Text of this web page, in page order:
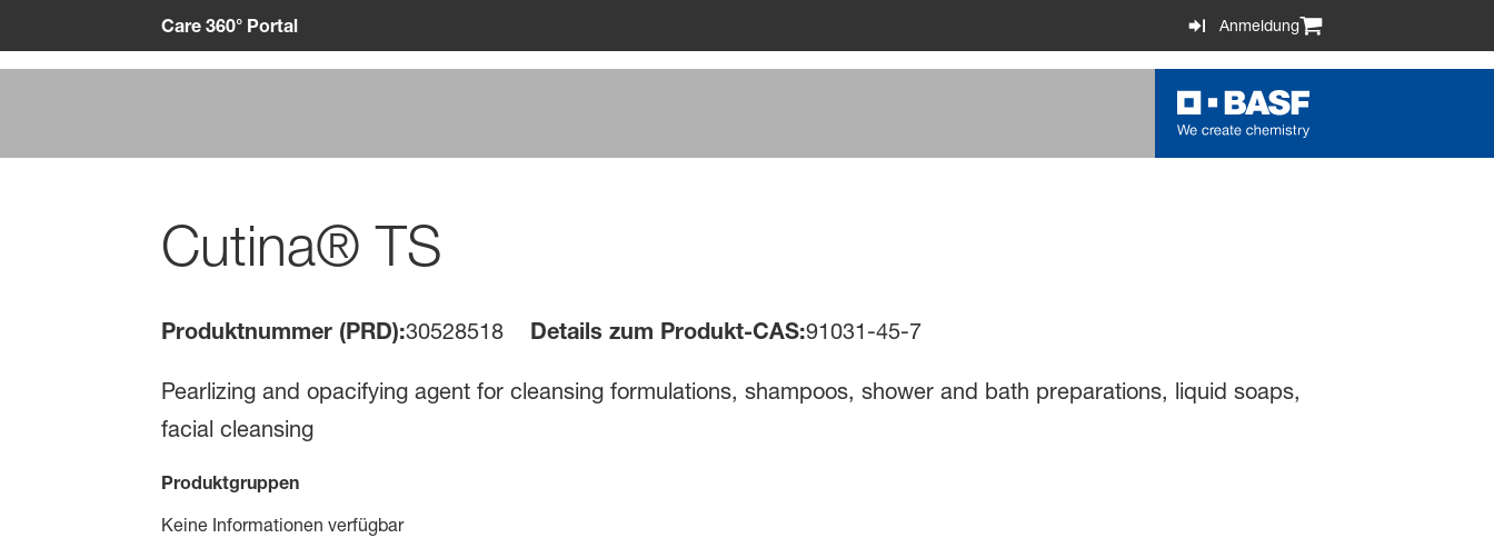
Care 360° Portal Anmeldung
Cutina® TS
Produktnummer (PRD):30528518 Details zum Produkt-CAS:91031-45-7
Pearlizing and opacifying agent for cleansing formulations, shampoos, shower and bath preparations, liquid soaps,
facial cleansing
Produktgruppen
Keine Informationen verfügbar